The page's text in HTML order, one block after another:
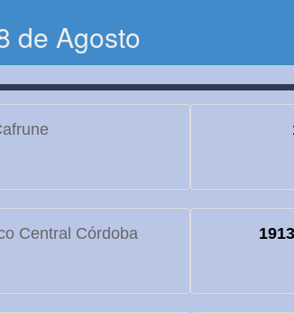
de Agosto
Central Córdoba 1913